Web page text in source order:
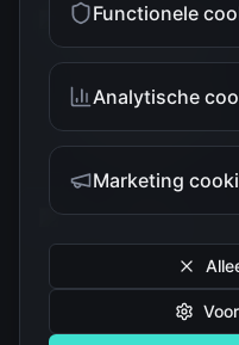
Functionele
Analytische
Marketing